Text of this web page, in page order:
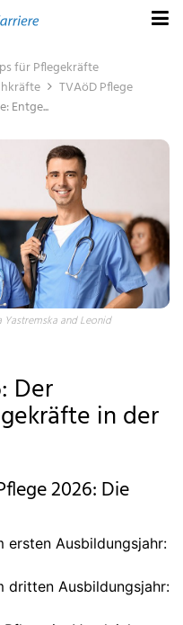
für Pflegekräfte
TVAöD Pflege
Entge...
and Leonid
Der
in der
2026: Die
ersten Ausbildungsjahr:
dritten Ausbildungsjahr: